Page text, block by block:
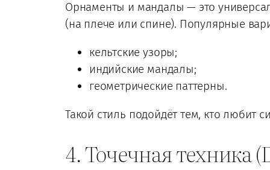
Орнаменты и мандалы — это
(на плече или спине). Популярные
кельтские узоры;
индийские мандалы;
геометрические паттерны.
Такой стиль подойдёт тем, кто любит
4. Точечная техника